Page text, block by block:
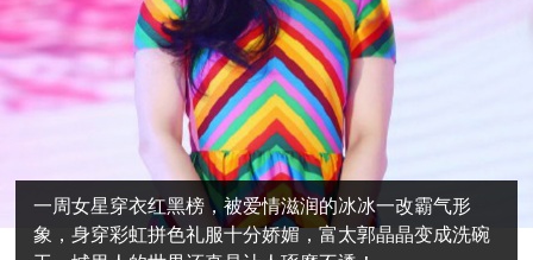
一周女星穿衣红黑榜，被爱情滋润的冰冰一改霸气形
象，身穿彩虹拼色礼服十分娇媚，富太郭晶晶变成洗碗